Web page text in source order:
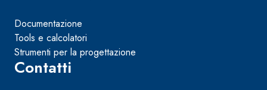
Documentazione
Tools e calcolatori
Strumenti per la progettazione
Contatti